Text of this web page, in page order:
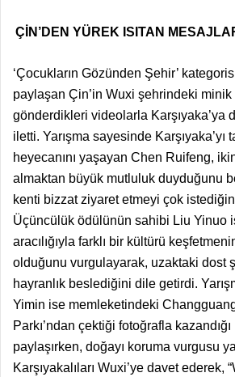
ÇİN’DEN YÜREK ISITAN
‘Çocukların Gözünden Şehir’
paylaşan Çin’in Wuxi şehrindeki minik
gönderdikleri videolarla Karşıyaka’ya
iletti. Yarışma sayesinde Karşıyaka’yı
heyecanını yaşayan Chen Ruifeng,
almaktan büyük mutluluk duyduğunu
kenti bizzat ziyaret etmeyi çok
Üçüncülük ödülünün sahibi Liu Yinuo
aracılığıyla farklı bir kültürü
olduğunu vurgulayarak, uzaktaki dost
hayranlık beslediğini dile getirdi.
Yimin ise memleketindeki
Parkı’ndan çektiği fotoğrafla kazandığı
paylaşırken, doğayı koruma vurgusu
Karşıyakalıları Wuxi’ye davet ederek,